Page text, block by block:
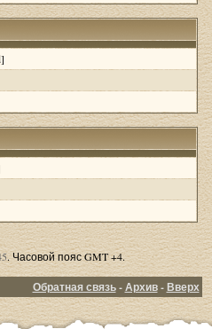
. Часовой пояс GMT +4.
Обратная связь-Архив-Вверх